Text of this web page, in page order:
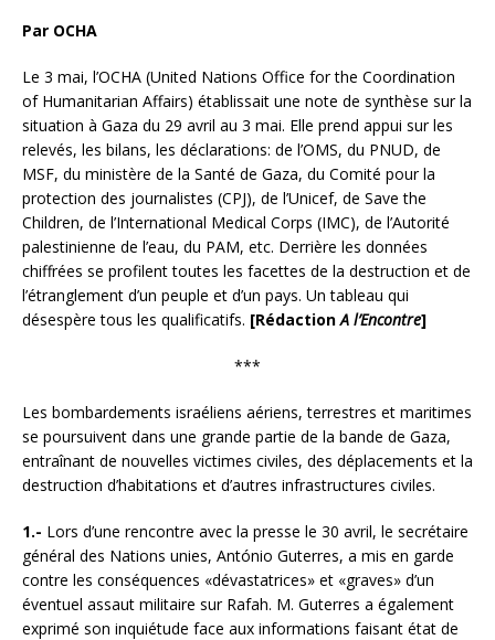
Par OCHA
Le 3 mai, l’OCHA (United Nations Office for the Coordination
of Humanitarian Affairs) établissait une note de synthèse sur la
situation à Gaza du 29 avril au 3 mai. Elle prend appui sur les
relevés, les bilans, les déclarations: de l’OMS, du PNUD, de
MSF, du ministère de la Santé de Gaza, du Comité pour la
protection des journalistes (CPJ), de l’Unicef, de Save the
Children, de l’International Medical Corps (IMC), de l’Autorité
palestinienne de l’eau, du PAM, etc. Derrière les données
chiffrées se profilent toutes les facettes de la destruction et de
l’étranglement d’un peuple et d’un pays. Un tableau qui
désespère tous les qualificatifs. [RédactionA l’Encontre]
***
Les bombardements israéliens aériens, terrestres et maritimes
se poursuivent dans une grande partie de la bande de Gaza,
entraînant de nouvelles victimes civiles, des déplacements et la
destruction d’habitations et d’autres infrastructures civiles.
1.- Lors d’une rencontre avec la presse le 30 avril, le secrétaire
général des Nations unies, António Guterres, a mis en garde
contre les conséquences «dévastatrices» et «graves» d’un
éventuel assaut militaire sur Rafah. M. Guterres a également
exprimé son inquiétude face aux informations faisant état de